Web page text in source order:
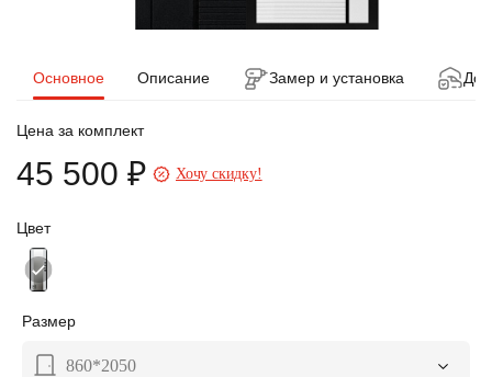
Основное Описание Замер и установка
Цвет
Размер
860*2050
Цена за комплект
45 500 ₽ Хочу скидку!